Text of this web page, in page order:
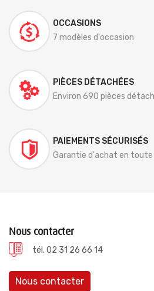
OCCASIONS
7 modèles d'occasion
PIÈCES DÉTACHÉES
Environ 690 pièces
PAIEMENTS SÉCURISÉS
Garantie d'achat en
Nous contacter
tél. 02 31 26 66 14
Nous contacter